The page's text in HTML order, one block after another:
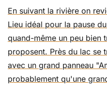
En suivant la rivière on
Lieu idéal pour la pause
quand-même un peu bien
proposent. Près du lac se
avec un grand panneau
probablement qu'une